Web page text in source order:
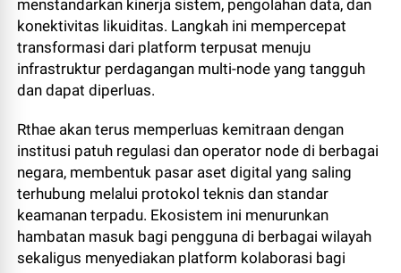
menstandarkan kinerja sistem, pengolahan data, dan
konektivitas likuiditas. Langkah ini mempercepat
transformasi dari platform terpusat menuju
infrastruktur perdagangan multi-node yang tangguh
dan dapat diperluas.
Rthae akan terus memperluas kemitraan dengan
institusi patuh regulasi dan operator node di berbagai
negara, membentuk pasar aset digital yang saling
terhubung melalui protokol teknis dan standar
keamanan terpadu. Ekosistem ini menurunkan
hambatan masuk bagi pengguna di berbagai wilayah
sekaligus menyediakan platform kolaborasi bagi